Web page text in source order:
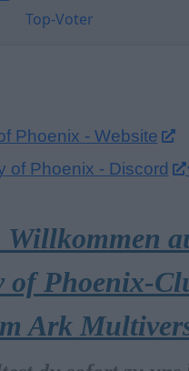
Top-Voter
Phoenix - Website
of Phoenix - Discord
Phoenix-
Ark